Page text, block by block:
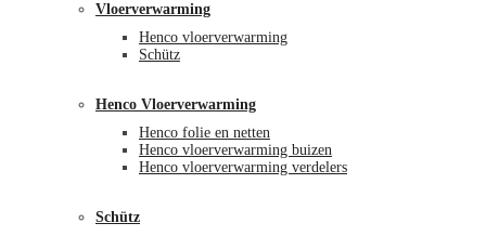
Vloerverwarming
Henco vloerverwarming
Schütz
Henco Vloerverwarming
Henco folie en netten
Henco vloerverwarming buizen
Henco vloerverwarming verdelers
Schütz